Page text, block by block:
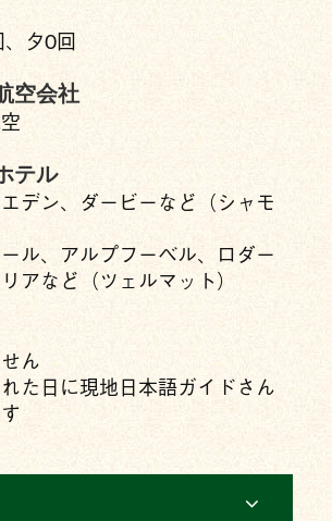
夕0回
空会社
テル
デン、ダービーなど（シャモ
ル、アルプフーベル、ロダー
アなど（ツェルマット）
ん
た日に現地日本語ガイドさん